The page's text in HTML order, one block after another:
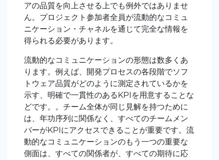
アの品質を向上させる上でも例外ではありませ
ん。プロジェクト参加者全員が流動的なコミュ
ニケーション・チャネルを通じて完全な情報を
得られる必要があります。
流動的なコミュニケーションの形態は数多くあ
ります。例えば、開発プロセスの各段階でソフ
トウェア品質がどのように測定されているかを
示す、明確で一貫性のあるKPIを用意することな
どです。。チーム全体が同じ見解を持つために
は、年功序列に関係なく、すべてのチームメン
バーがKPIにアクセスできることが重要です。流
動的なコミュニケーションのもう一つの重要な
側面は、すべての関係者が、すべての期待に応